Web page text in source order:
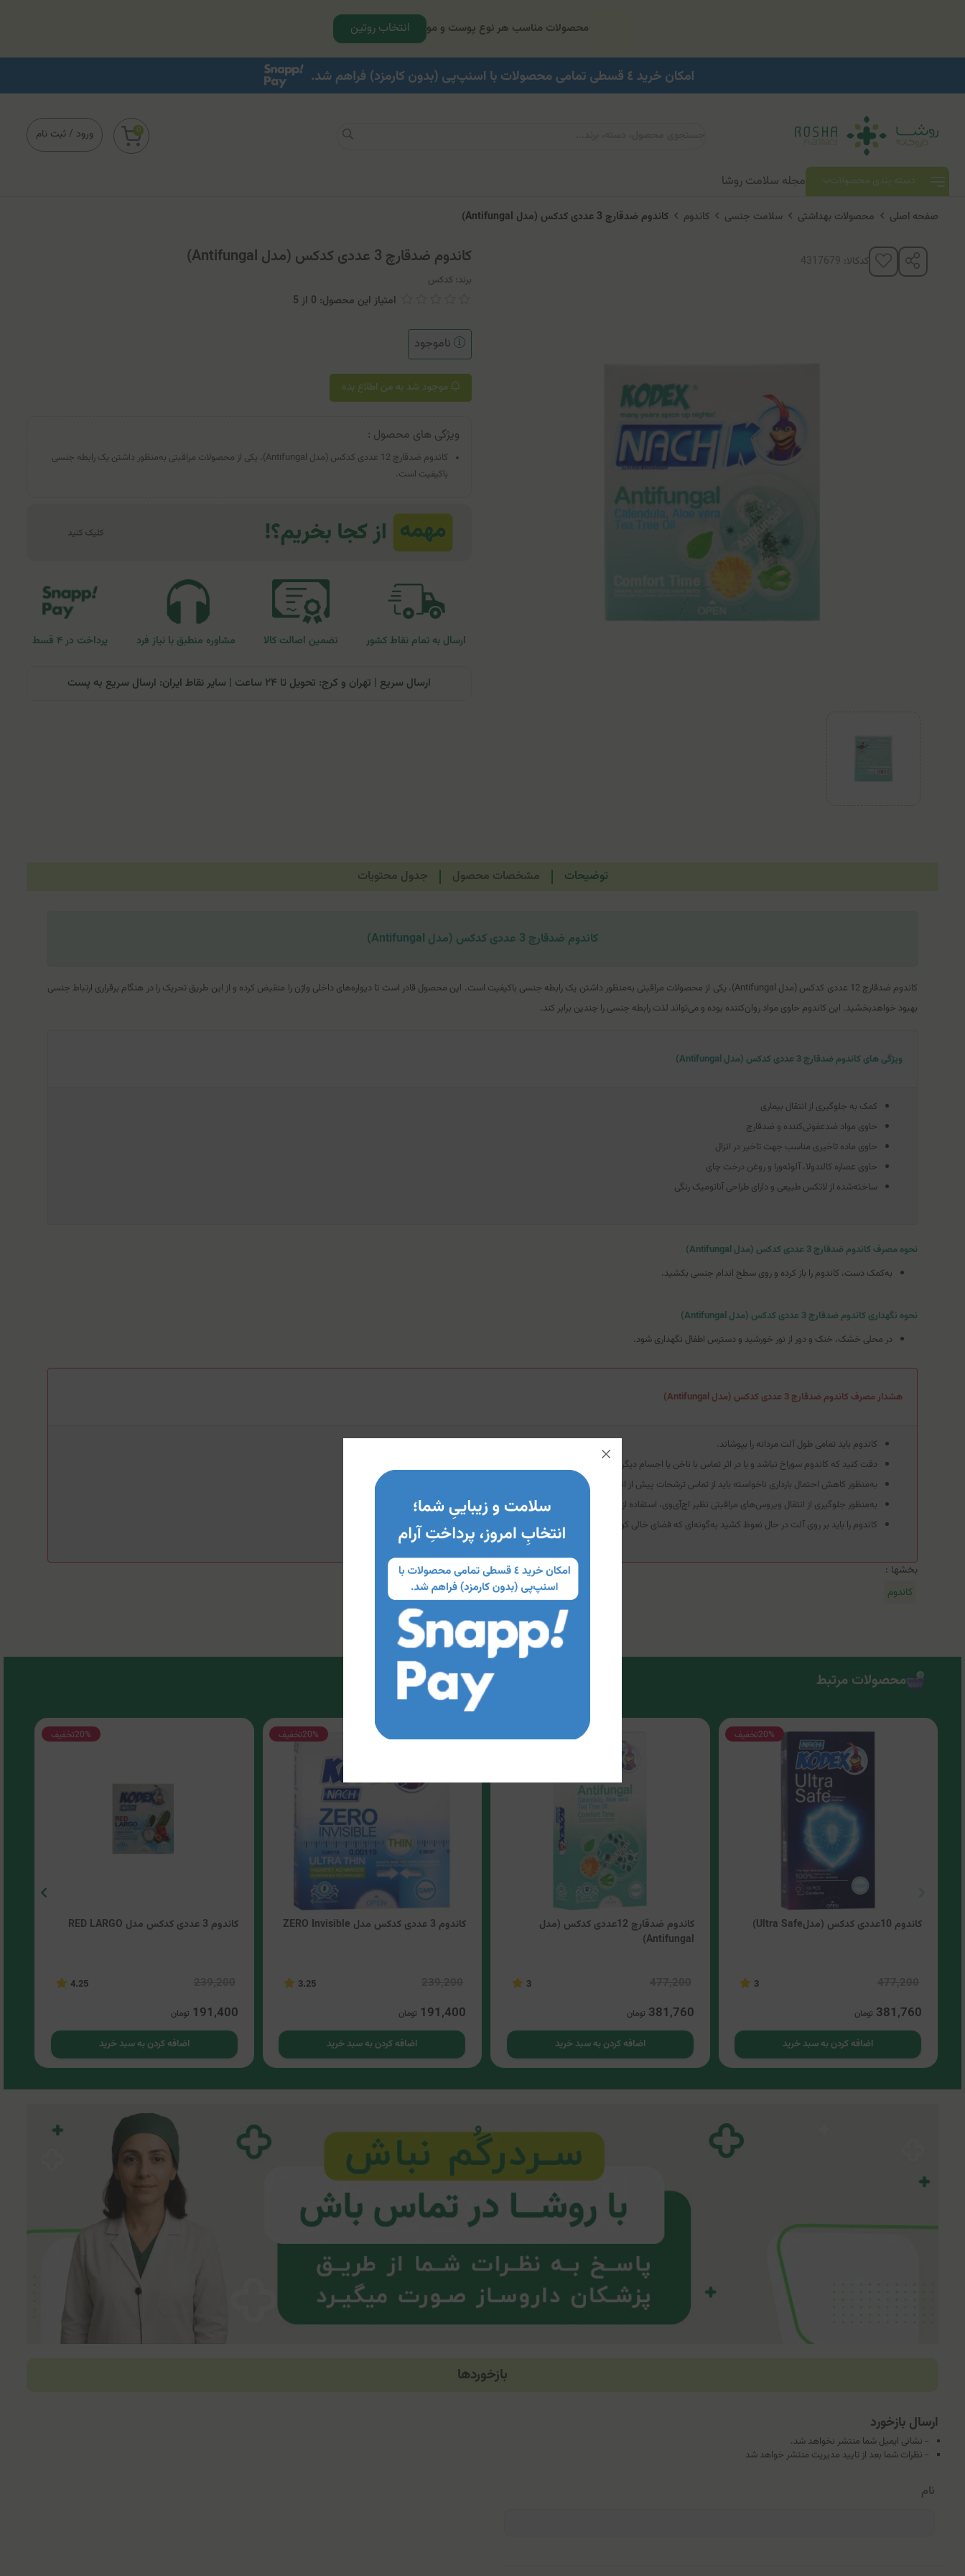
محصولات مناسب هر نوع پوست و مو انتخاب روتین
ورود / ثبت نام 0
دسته بندی محصولات مجله سلامت روشا
صفحه اصلی محصولات بهداشتی سلامت جنسی کاندوم کاندوم ضدقارچ 3 عددی کدکس (مدل Antifungal)
کدکالا: کاندوم ضدقارچ 3 عددی کدکس (مدل Antifungal)
برند: کدکس
امتیاز این محصول: 0 از 5
ناموجود
موجود شد به من اطلاع بده
ویژگی های محصول :
کاندوم ضدقارچ 12 عددی کدکس (مدل Antifungal)، یکی از محصولات مراقبتی به‌منظور داشتن یک رابطه جنسی
با‌کیفیت است.
ارسال به تمام نقاط کشور تضمین اصالت کالا مشاوره منطبق با نیاز فرد پرداخت در ۴ قسط
ارسال سریع | تهران و کرج: تحویل تا ۲۴ ساعت | سایر نقاط ایران: ارسال سریع به پست
توضیحات مشخصات محصول جدول محتویات
کاندوم ضدقارچ 3 عددی کدکس (مدل Antifungal)
کاندوم ضدقارچ 12 عددی کدکس (مدل Antifungal)، یکی از محصولات مراقبتی به‌منظور داشتن یک رابطه جنسی با‌کیفیت است. این محصول قادر است تا دیواره‌های داخلی واژن را منقبض کرده و از این طریق تحریک را در هنگام برقراری ارتباط جنسی
بهبود خواهد‌بخشید. این کاندوم حاوی مواد روان‌کننده بوده و می‌تواند لذت رابطه جنسی را چندین برابر کند.
ویژگی های کاندوم ضدقارچ 3 عددی کدکس (مدل Antifungal)
کمک به جلوگیری از انتقال بیماری
حاوی مواد ضدعفونی‌کننده و ضدقارچ
حاوی ماده تاخیری مناسب جهت تاخیر در انزال
حاوی عصاره کالندولا، آلوئه‌ورا و روغن درخت چای
ساخته‌شده از لاتکس طبیعی و دارای طراحی آناتومیک رنگی
نحوه مصرف کاندوم ضدقارچ 3 عددی کدکس (مدل Antifungal)
به‌کمک دست، کاندوم را باز کرده و روی سطح اندام جنسی بکشید.
نحوه نگهداری کاندوم ضدقارچ 3 عددی کدکس (مدل Antifungal)
در محلی خشک، خنک و دور از نور خورشید و دسترس اطفال نگهداری شود.
هشدار مصرف کاندوم ضدقارچ 3 عددی کدکس (مدل Antifungal)
کاندوم باید تمامی طول آلت مردانه را بپوشاند.
دقت کنید که کاندوم سوراخ نباشد و یا در اثر تماس با ناخن یا اجسام دیگر پاره نشود.
به‌منظور کاهش احتمال بارداری ناخواسته باید از تماس ترشحات پیش از انزال کامل جلوگیری کرد.
به‌منظور جلوگیری از انتقال ویروس‌های مراقبتی نظیر اچ‌آی‌وی، استفاده از کاندوم باید پیش از شروع نزدیکی آغاز شود.
کاندوم را باید بر روی آلت در حال نعوظ کشید به‌گونه‌ای که فضای خالی کوچکی به‌منظور جمع‌شدن منی در انتهای آن باقی بماند.
بخشها :
کاندوم
محصولات مرتبط
20%تخفیف
کاندوم 10عددی کدکس (مدلUltra Safe)
3
381,760 تومان
اضافه کردن به سبد خرید
کاندوم ضدقارچ 12عددی کدکس (مدل
Antifungal)
3
381,760 تومان
اضافه کردن به سبد خرید
20%تخفیف
کاندوم 3 عددی کدکس مدل ZERO Invisible
3.25
191,400 تومان
اضافه کردن به سبد خرید
20%تخفیف
کاندوم 3 عددی کدکس مدل RED LARGO
4.25
191,400 تومان
اضافه کردن به سبد خرید
بازخوردها
ارسال بازخورد
- نشانی ایمیل شما منتشر نخواهد شد.
- نظرات شما بعد از تایید مدیریت منتشر خواهد شد
نام